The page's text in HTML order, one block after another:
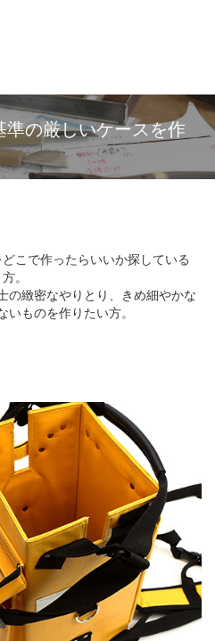
の厳しいケースを作
こで作ったらいいか探している
方。
の緻密なやりとり、きめ細やかな
いものを作りたい方。